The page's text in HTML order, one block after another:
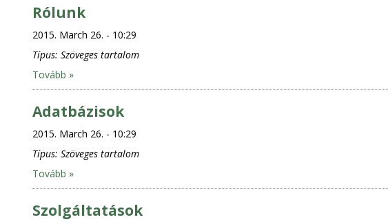
Rólunk
2015. March 26. - 10:29
Típus: Szöveges tartalom
Tovább »
Adatbázisok
2015. March 26. - 10:29
Típus: Szöveges tartalom
Tovább »
Szolgáltatások